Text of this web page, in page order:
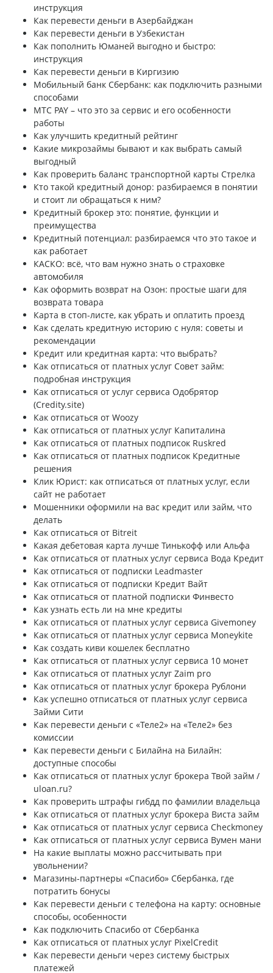
инструкция
Как перевести деньги в Азербайджан
Как перевести деньги в Узбекистан
Как пополнить Юманей выгодно и быстро:
инструкция
Как перевести деньги в Киргизию
Мобильный банк Сбербанк: как подключить разными
способами
МТС PAY – что это за сервис и его особенности
работы
Как улучшить кредитный рейтинг
Какие микрозаймы бывают и как выбрать самый
выгодный
Как проверить баланс транспортной карты Стрелка
Кто такой кредитный донор: разбираемся в понятии
и стоит ли обращаться к ним?
Кредитный брокер это: понятие, функции и
преимущества
Кредитный потенциал: разбираемся что это такое и
как работает
КАСКО: всё, что вам нужно знать о страховке
автомобиля
Как оформить возврат на Озон: простые шаги для
возврата товара
Карта в стоп-листе, как убрать и оплатить проезд
Как сделать кредитную историю с нуля: советы и
рекомендации
Кредит или кредитная карта: что выбрать?
Как отписаться от платных услуг Совет займ:
подробная инструкция
Как отписаться от услуг сервиса Одобрятор
(Credity.site)
Как отписаться от Woozy
Как отписаться от платных услуг Капиталина
Как отписаться от платных подписок Ruskred
Как отписаться от платных подписок Кредитные
решения
Клик Юрист: как отписаться от платных услуг, если
сайт не работает
Мошенники оформили на вас кредит или займ, что
делать
Как отписаться от Bitreit
Какая дебетовая карта лучше Тинькофф или Альфа
Как отписаться от платных услуг сервиса Вода Кредит
Как отписаться от подписки Leadmaster
Как отписаться от подписки Кредит Вайт
Как отписаться от платной подписки Финвесто
Как узнать есть ли на мне кредиты
Как отписаться от платных услуг сервиса Givemoney
Как отписаться от платных услуг сервиса Moneykite
Как создать киви кошелек бесплатно
Как отписаться от платных услуг сервиса 10 монет
Как отписаться от платных услуг Zaim pro
Как отписаться от платных услуг брокера Рублони
Как успешно отписаться от платных услуг сервиса
Займи Сити
Как перевести деньги с «Теле2» на «Теле2» без
комиссии
Как перевести деньги с Билайна на Билайн:
доступные способы
Как отписаться от платных услуг брокера Твой займ /
uloan.ru?
Как проверить штрафы гибдд по фамилии владельца
Как отписаться от платных услуг брокера Виста займ
Как отписаться от платных услуг сервиса Сheckmoney
Как отписаться от платных услуг сервиса Вумен мани
На какие выплаты можно рассчитывать при
увольнении?
Магазины-партнеры «Спасибо» Сбербанка, где
потратить бонусы
Как перевести деньги с телефона на карту: основные
способы, особенности
Как подключить Спасибо от Сбербанка
Как отписаться от платных услуг PixelCredit
Как перевести деньги через систему быстрых
платежей